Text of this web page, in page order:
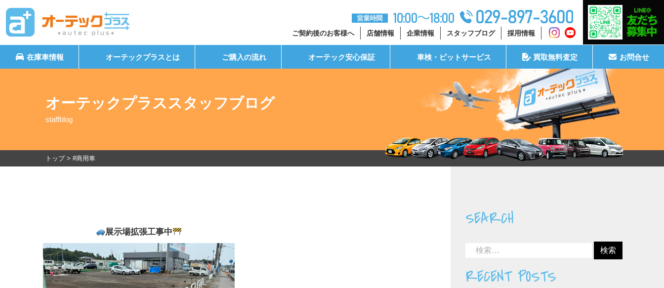
ご契約後のお客様へ 店舗情報 企業情報 スタッフブログ 採用情報
在庫車情報 オーテックプラスとは ご購入の流れ オーテック安心保証 車検・ピットサービス 買取無料査定 お問合せ
オーテックプラススタッフブログ
staffblog
トップ> #商用車
展示場拡張工事中
SEARCH
RECENT POSTS